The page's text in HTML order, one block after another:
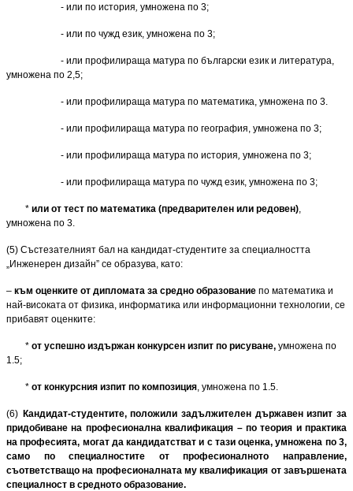
- или по история, умножена по 3;
- или по чужд език, умножена по 3;
- или профилираща матура по български език и литература,
умножена по 2,5;
- или профилираща матура по математика, умножена по 3.
- или профилираща матура по география, умножена по 3;
- или профилираща матура по история, умножена по 3;
- или профилираща матура по чужд език, умножена по 3;
* или от тест по математика (предварителен или редовен),
умножена по 3.
(5) Състезателният бал на кандидат-студентите за специалността
„Инженерен дизайн” се образува, като:
– към оценките от дипломата за средно образование по математика и
най-високата от физика, информатика или инфор­ма­ци­онни технологии, се
прибавят оценките:
* от успешно издържан конкурсен изпит по рисуване, умножена по
1.5;
* от конкурсния изпит по композиция, умножена по 1.5.
(6) Кандидат-студентите, положили задължителен държавен изпит за
придобиване на професионална квалификация – по теория и практика
на професията, могат да кандидатстват и с тази оценка, умножена по 3,
само по специалностите от професионалното направление,
съответстващо на професионалната му квалификация от завършената
специалност в средното образование.